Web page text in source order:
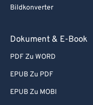
Bildkonverter
Dokument & E-Book
PDF Zu WORD
EPUB Zu PDF
EPUB Zu MOBI